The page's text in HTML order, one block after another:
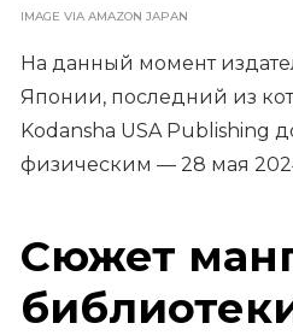
IMAGE VIA AMAZON JAPAN
На данный момент
Японии, последний из
Kodansha USA Publishing
физическим — 28 мая
Сюжет